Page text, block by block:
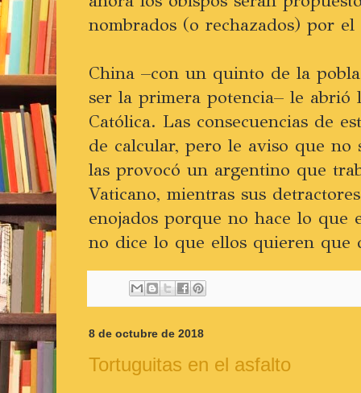
nombrados (o rechazados) por el
China –con un quinto de la
ser la primera potencia– le abrió
Católica. Las consecuencias de
de calcular, pero le aviso que
las provocó un argentino que
Vaticano, mientras sus
enojados porque no hace lo que
no dice lo que ellos quieren que
8 de octubre de 2018
Tortuguitas en el asfalto